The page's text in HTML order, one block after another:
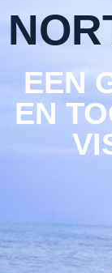
EEN
EN